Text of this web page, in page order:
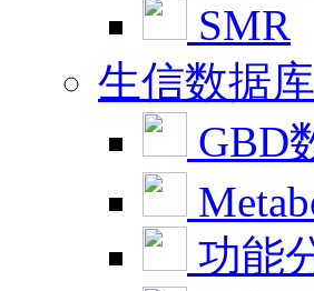
SMR
生信数据库
GBD
功能